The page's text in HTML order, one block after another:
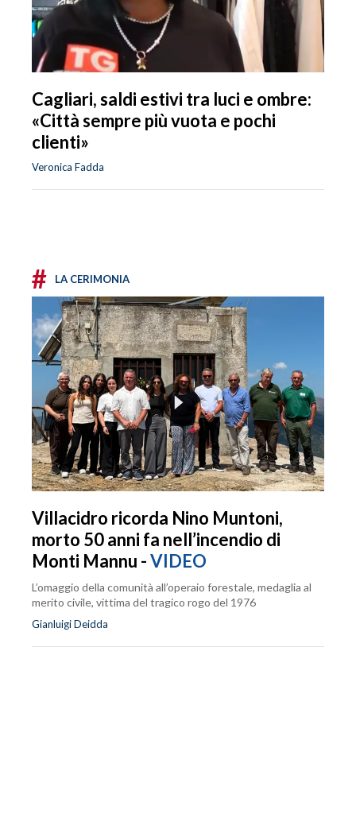
Cagliari, saldi estivi tra luci e ombre:
«Città sempre più vuota e pochi
clienti»
Veronica Fadda
# LA CERIMONIA
Villacidro ricorda Nino Muntoni,
morto 50 anni fa nell’incendio di
Monti Mannu -VIDEO
L’omaggio della comunità all’operaio forestale, medaglia al
merito civile, vittima del tragico rogo del 1976
Gianluigi Deidda